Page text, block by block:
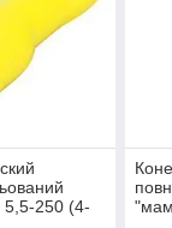
250 (4-